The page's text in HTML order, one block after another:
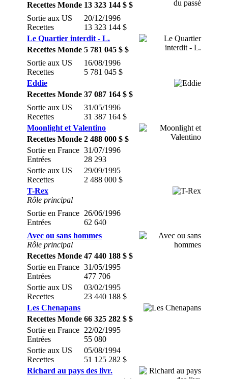
Recettes Monde 13 323 144 $ $
Sortie aux US
Recettes
20/12/1996
13 323 144 $
Le Quartier interdit - L.
Recettes Monde 5 781 045 $ $
Sortie aux US
Recettes
16/08/1996
5 781 045 $
Eddie
Recettes Monde 37 087 164 $ $
Sortie aux US
Recettes
31/05/1996
31 387 164 $
Moonlight et Valentino
Recettes Monde 2 488 000 $ $
Sortie en France
Entrées
31/07/1996
28 293
Sortie aux US
Recettes
29/09/1995
2 488 000 $
T-Rex
Rôle principal
Sortie en France
Entrées
26/06/1996
62 640
Avec ou sans hommes
Rôle principal
Recettes Monde 47 440 188 $ $
Sortie en France
Entrées
31/05/1995
477 706
Sortie aux US
Recettes
03/02/1995
23 440 188 $
Les Chenapans
Recettes Monde 66 325 282 $ $
Sortie en France
Entrées
22/02/1995
55 080
Sortie aux US
Recettes
05/08/1994
51 125 282 $
Richard au pays des livr.